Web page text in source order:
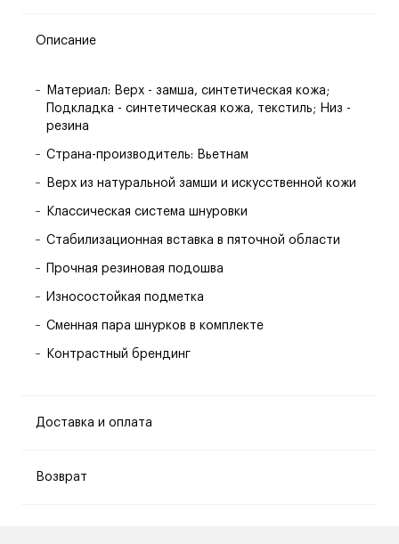
Описание
Материал: Верх - замша, синтетическая кожа;
Подкладка - синтетическая кожа, текстиль; Низ -
резина
Страна-производитель: Вьетнам
Верх из натуральной замши и искусственной кожи
Классическая система шнуровки
Стабилизационная вставка в пяточной области
Прочная резиновая подошва
Износостойкая подметка
Сменная пара шнурков в комплекте
Контрастный брендинг
Доставка и оплата
Возврат